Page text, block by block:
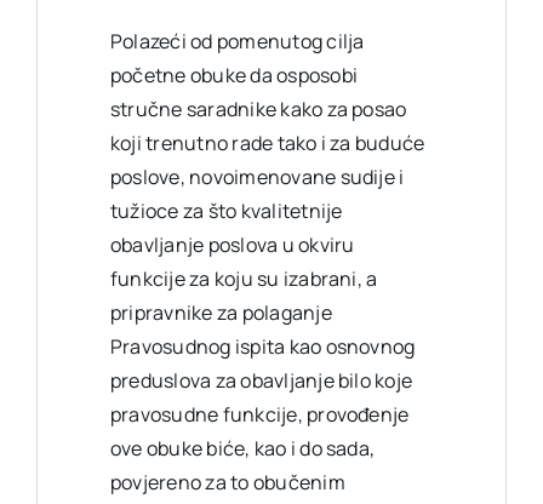
Polazeći od pomenutog cilja
početne obuke da osposobi
stručne saradnike kako za posao
koji trenutno rade tako i za buduće
poslove, novoimenovane sudije i
tužioce za što kvalitetnije
obavljanje poslova u okviru
funkcije za koju su izabrani, a
pripravnike za polaganje
Pravosudnog ispita kao osnovnog
preduslova za obavljanje bilo koje
pravosudne funkcije, provođenje
ove obuke biće, kao i do sada,
povjereno za to obučenim